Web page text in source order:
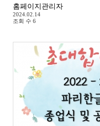
홈페이지관리자
2024.02.14
조회 수 6